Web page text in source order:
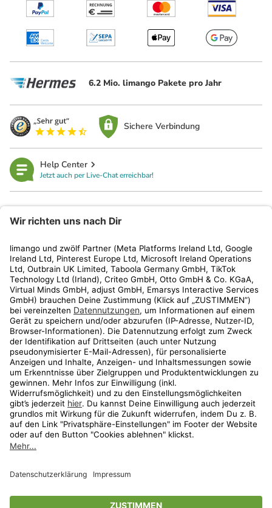
6.2 Mio. limango Pakete pro Jahr
Sichere Verbindung
Help Center
Jetzt auch per Live-Chat erreichbar!
Kundenservice
Shop
Aktionen
Travel